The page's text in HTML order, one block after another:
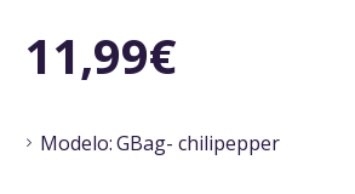
Modelo:GBag- chilipepper
11,99€